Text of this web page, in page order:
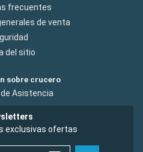
frecuentes
de venta
del sitio
sobre crucero
Asistencia
exclusivas ofertas